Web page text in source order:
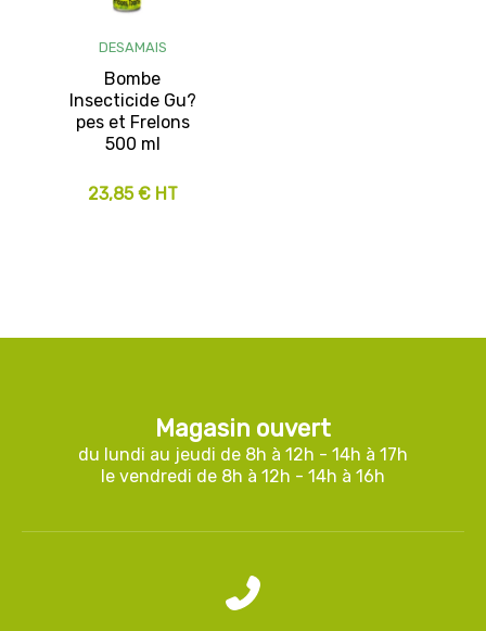
DESAMAIS
Bombe
Insecticide Gu?
pes et Frelons
500 ml
23,85 € HT
Magasin ouvert
du lundi au jeudi de 8h à 12h - 14h à 17h
le vendredi de 8h à 12h - 14h à 16h